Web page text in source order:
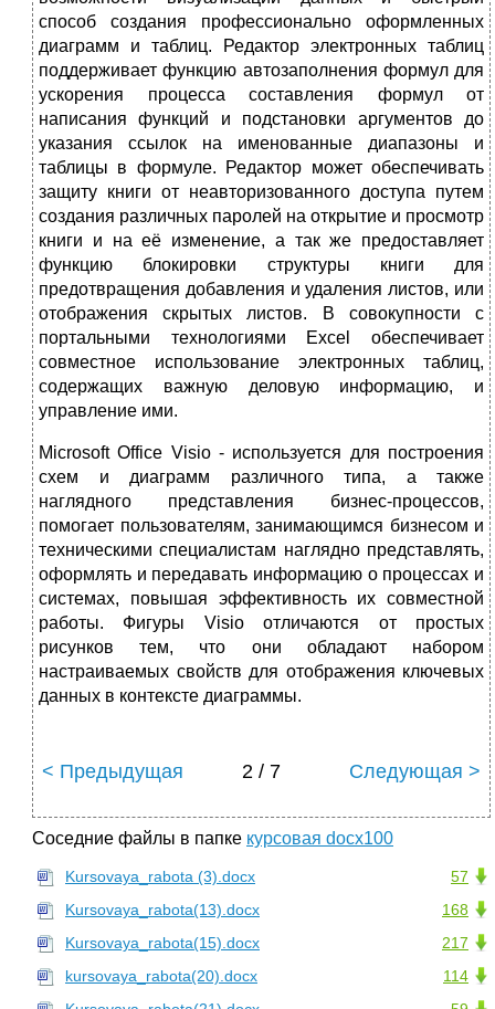
способ создания профессионально оформленных
диаграмм и таблиц. Редактор электронных таблиц
поддерживает функцию автозаполнения формул для
ускорения процесса составления формул от
написания функций и подстановки аргументов до
указания ссылок на именованные диапазоны и
таблицы в формуле. Редактор может обеспечивать
защиту книги от неавторизованного доступа путем
создания различных паролей на открытие и просмотр
книги и на её изменение, а так же предоставляет
функцию блокировки структуры книги для
предотвращения добавления и удаления листов, или
отображения скрытых листов. В совокупности с
портальными технологиями Excel обеспечивает
совместное использование электронных таблиц,
содержащих важную деловую информацию, и
управление ими.
Microsoft Office Visio - используется для построения
схем и диаграмм различного типа, а также
наглядного представления бизнес-процессов,
помогает пользователям, занимающимся бизнесом и
техническими специалистам наглядно представлять,
оформлять и передавать информацию о процессах и
системах, повышая эффективность их совместной
работы. Фигуры Visio отличаются от простых
рисунков тем, что они обладают набором
настраиваемых свойств для отображения ключевых
данных в контексте диаграммы.
< Предыдущая 2 / 7 Следующая >
Соседние файлы в папке курсовая docx100
57
Kursovaya_rabota (3).docx
168
Kursovaya_rabota(13).docx
217
Kursovaya_rabota(15).docx
114
kursovaya_rabota(20).docx